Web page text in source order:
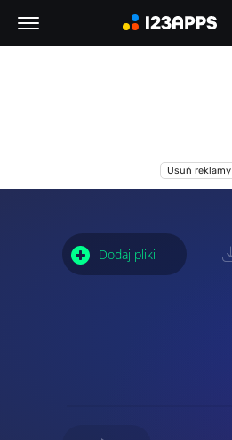
Usuń reklamy
Dodaj pliki